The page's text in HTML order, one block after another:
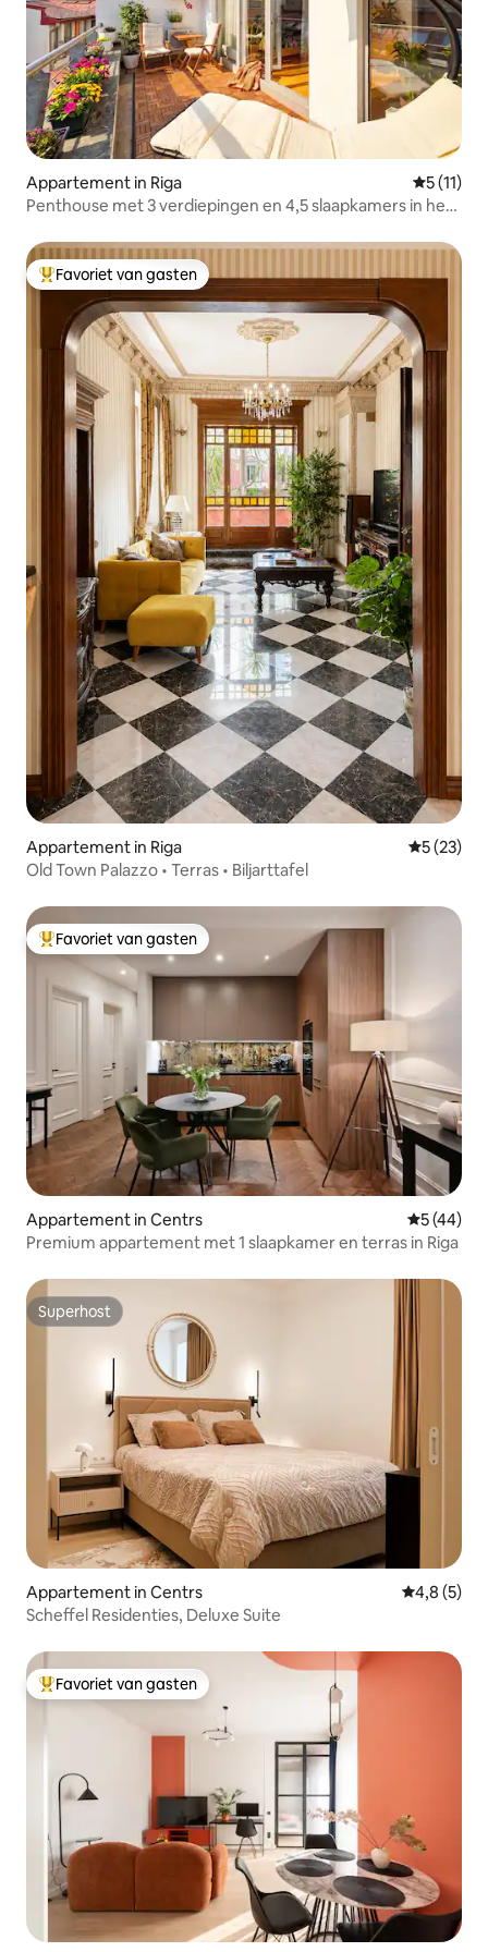
Appartement in Riga
5 (11)
Penthouse met 3 verdiepingen en 4,5 slaapkamers in het
Topfavoriet van gasten
Favoriet van gasten
Appartement in Riga
5 (23)
Old Town Palazzo • Terras • Biljarttafel
Topfavoriet van gasten
Favoriet van gasten
Appartement in Centrs
5 (44)
Premium appartement met 1 slaapkamer en terras in Riga
Superhost
Superhost
Appartement in Centrs
4,8 (5)
Scheffel Residenties, Deluxe Suite
Topfavoriet van gasten
Favoriet van gasten